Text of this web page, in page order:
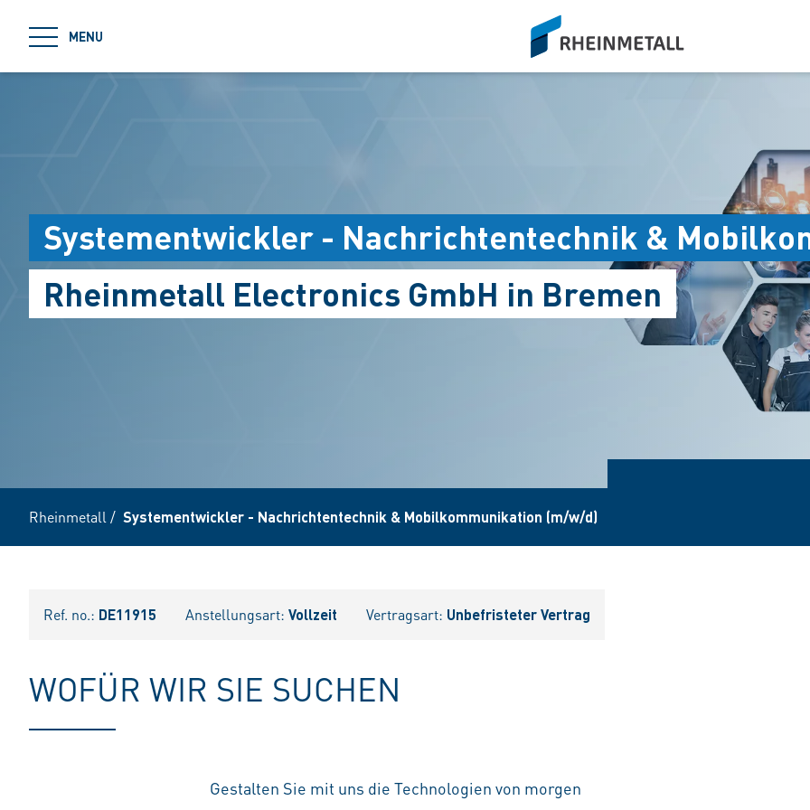
MENU
siteLogo
Systementwickler - Nachrichtentechnik &
Rheinmetall Electronics GmbH in Bremen
Rheinmetall / Systementwickler - Nachrichtentechnik & Mobilkommunikation (m/w/d)
Ref. no.: DE11915 Anstellungsart: Vollzeit Vertragsart: Unbefristeter Vertrag
WOFÜR WIR SIE SUCHEN
Gestalten Sie mit uns die Technologien von morgen